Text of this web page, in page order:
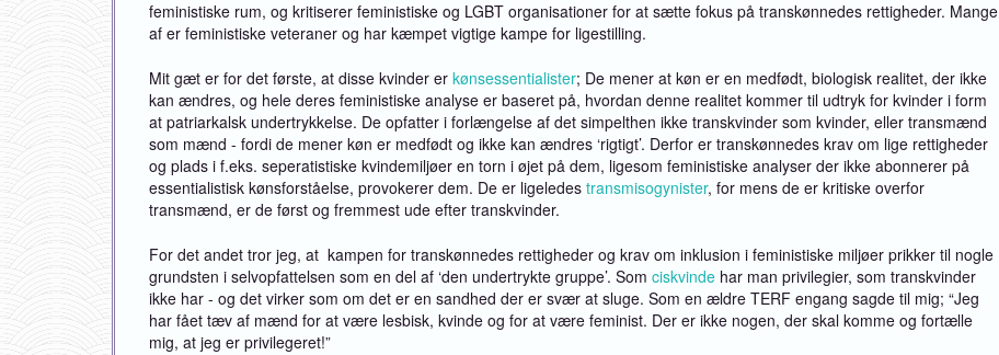
feministiske rum, og kritiserer feministiske og LGBT organisationer for at sætte fokus på transkønnedes rettigheder. Mange
af er feministiske veteraner og har kæmpet vigtige kampe for ligestilling.
Mit gæt er for det første, at disse kvinder erkønsessentialister; De mener at køn er en medfødt, biologisk realitet, der ikke
kan ændres, og hele deres feministiske analyse er baseret på, hvordan denne realitet kommer til udtryk for kvinder i form
at patriarkalsk undertrykkelse. De opfatter i forlængelse af det simpelthen ikke transkvinder som kvinder, eller transmænd
som mænd - fordi de mener køn er medfødt og ikke kan ændres ‘rigtigt’. Derfor er transkønnedes krav om lige rettigheder
og plads i f.eks. seperatistiske kvindemiljøer en torn i øjet på dem, ligesom feministiske analyser der ikke abonnerer på
essentialistisk kønsforståelse, provokerer dem. De er ligeledestransmisogynister, for mens de er kritiske overfor
transmænd, er de først og fremmest ude efter transkvinder.
For det andet tror jeg, at kampen for transkønnedes rettigheder og krav om inklusion i feministiske miljøer prikker til nogle
grundsten i selvopfattelsen som en del af ‘den undertrykte gruppe’. Somciskvinde har man privilegier, som transkvinder
ikke har - og det virker som om det er en sandhed der er svær at sluge. Som en ældre TERF engang sagde til mig; “Jeg
har fået tæv af mænd for at være lesbisk, kvinde og for at være feminist. Der er ikke nogen, der skal komme og fortælle
mig, at jeg er privilegeret!”